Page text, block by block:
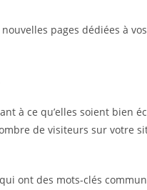
pages dédiées à
à ce qu’elles soient bien
de visiteurs sur votre
ont des mots-clés